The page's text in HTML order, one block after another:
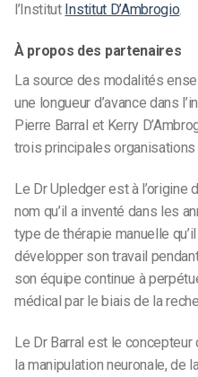
l’Institut Institut D’Ambrogio.
À propos des partenaires
La source des modalités
une longueur d’avance dans
Pierre Barral et Kerry
trois principales organisations
Le Dr Upledger est à l’origine
nom qu’il a inventé dans les
type de thérapie manuelle
développer son travail
son équipe continue à
médical par le biais de la
Le Dr Barral est le
la manipulation neuronale, de